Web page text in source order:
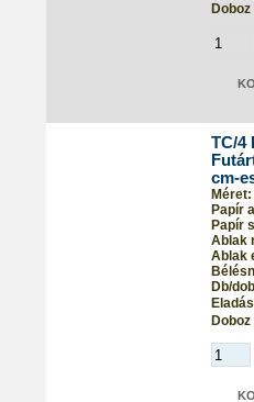
TC/4
cm-
Méret:
Papír
Papír
Ablak
Ablak
Db/